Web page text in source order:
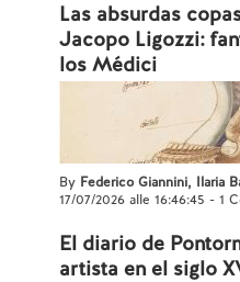
Las absurdas
Jacopo Ligozzi:
los Médici
By Federico Giannini, Ilaria
17/07/2026 alle 16:46:45 -1
El diario de
artista en el siglo